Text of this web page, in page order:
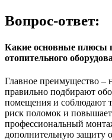
Вопрос-ответ:
Какие основные плюсы
отопительного
Главное преимущество –
правильно подбирают
помещения и соблюдают
риск поломок и
профессиональный
дополнительную защиту